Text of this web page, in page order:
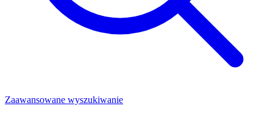
Zaawansowane wyszukiwanie